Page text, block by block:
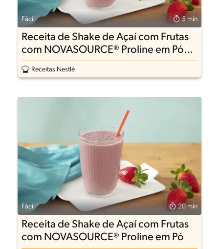
Fácil 5 min
Receita de Shake de Açaí com Frutas
com NOVASOURCE® Proline em Pó
sem sabor
Receitas Nestlé
Fácil 20 min
Receita de Shake de Açaí com Frutas
com NOVASOURCE® Proline em Pó